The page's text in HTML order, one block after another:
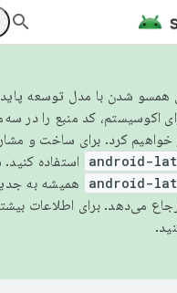
۲۰۲۶، برای همسو شدن با مدل توسعه
اکوسیستم، کد منبع را در
android- استفاده
android-
همیشه به